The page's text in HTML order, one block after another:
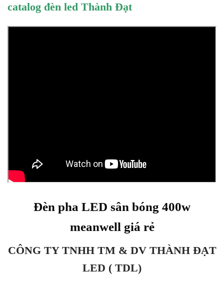
catalog đèn led Thành Đạt
Đèn pha LED sân bóng 400w
meanwell giá rẻ
CÔNG TY TNHH TM & DV THÀNH ĐẠT
LED ( TDL)